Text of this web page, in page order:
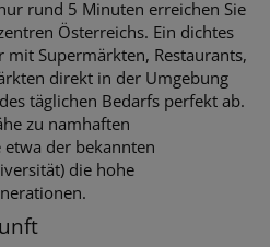
rund 5 Minuten erreichen Sie
Österreichs. Ein dichtes
Supermärkten, Restaurants,
direkt in der Umgebung
täglichen Bedarfs perfekt ab.
zu namhaften
der bekannten
die hohe